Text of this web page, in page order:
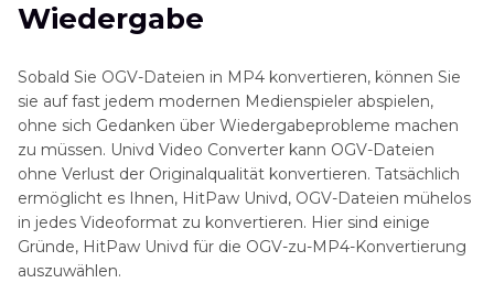
Wiedergabe
Sobald Sie OGV-Dateien in MP4 konvertieren, können Sie
sie auf fast jedem modernen Medienspieler abspielen,
ohne sich Gedanken über Wiedergabeprobleme machen
zu müssen. Univd Video Converter kann OGV-Dateien
ohne Verlust der Originalqualität konvertieren. Tatsächlich
ermöglicht es Ihnen, HitPaw Univd, OGV-Dateien mühelos
in jedes Videoformat zu konvertieren. Hier sind einige
Gründe, HitPaw Univd für die OGV-zu-MP4-Konvertierung
auszuwählen.